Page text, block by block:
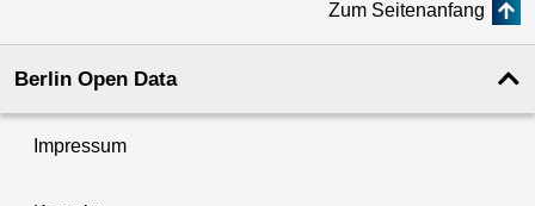
Zum Seitenanfang
Berlin Open Data
Impressum